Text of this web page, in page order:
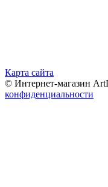
Карта сайта
© Интернет-магазин
конфиденциальности